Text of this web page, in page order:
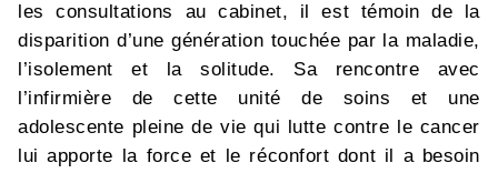
les consultations au cabinet, il est témoin de la
disparition d’une génération touchée par la maladie,
l’isolement et la solitude. Sa rencontre avec
l’infirmière de cette unité de soins et une
adolescente pleine de vie qui lutte contre le cancer
lui apporte la force et le réconfort dont il a besoin